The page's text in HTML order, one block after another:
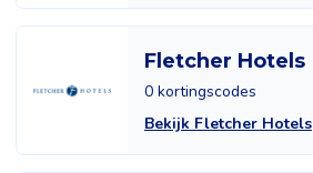
Fletcher Hotels
0 kortingscodes
Bekijk Fletcher Hotels